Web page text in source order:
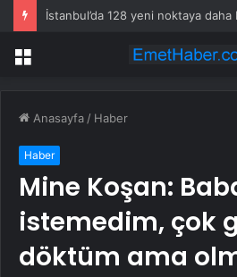
İstanbul’da 128 yeni noktaya daha
Menü
Anasayfa / Haber
Haber
Mine Koşan:
istemedim, çok
döktüm ama